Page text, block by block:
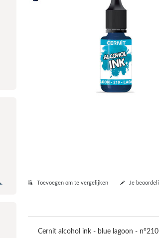
Toevoegen om te vergelijken Je
Cernit alcohol ink - blue lagoon - n°210